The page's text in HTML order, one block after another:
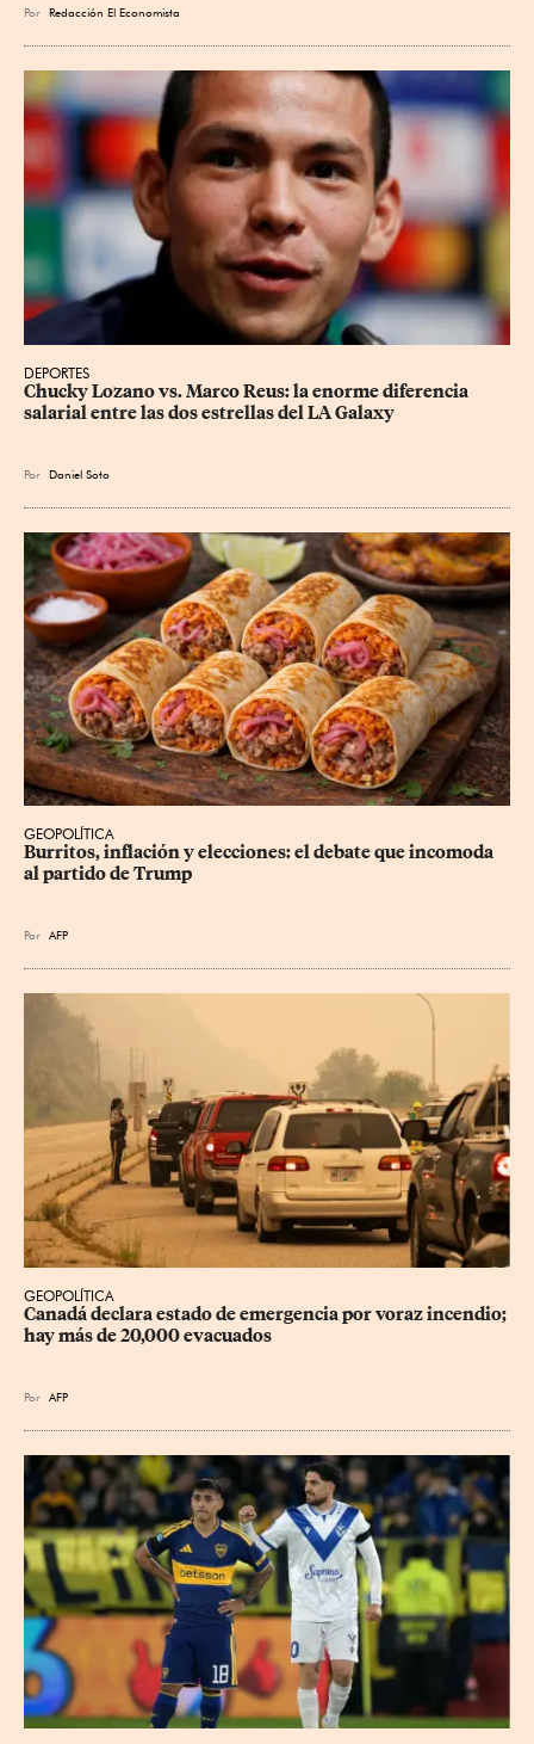
Por Redacción El Economista
DEPORTES
Chucky Lozano vs. Marco Reus: la enorme diferencia
salarial entre las dos estrellas del LA Galaxy
Por Daniel Soto
GEOPOLÍTICA
Burritos, inflación y elecciones: el debate que incomoda
al partido de Trump
Por AFP
GEOPOLÍTICA
Canadá declara estado de emergencia por voraz incendio;
hay más de 20,000 evacuados
Por AFP